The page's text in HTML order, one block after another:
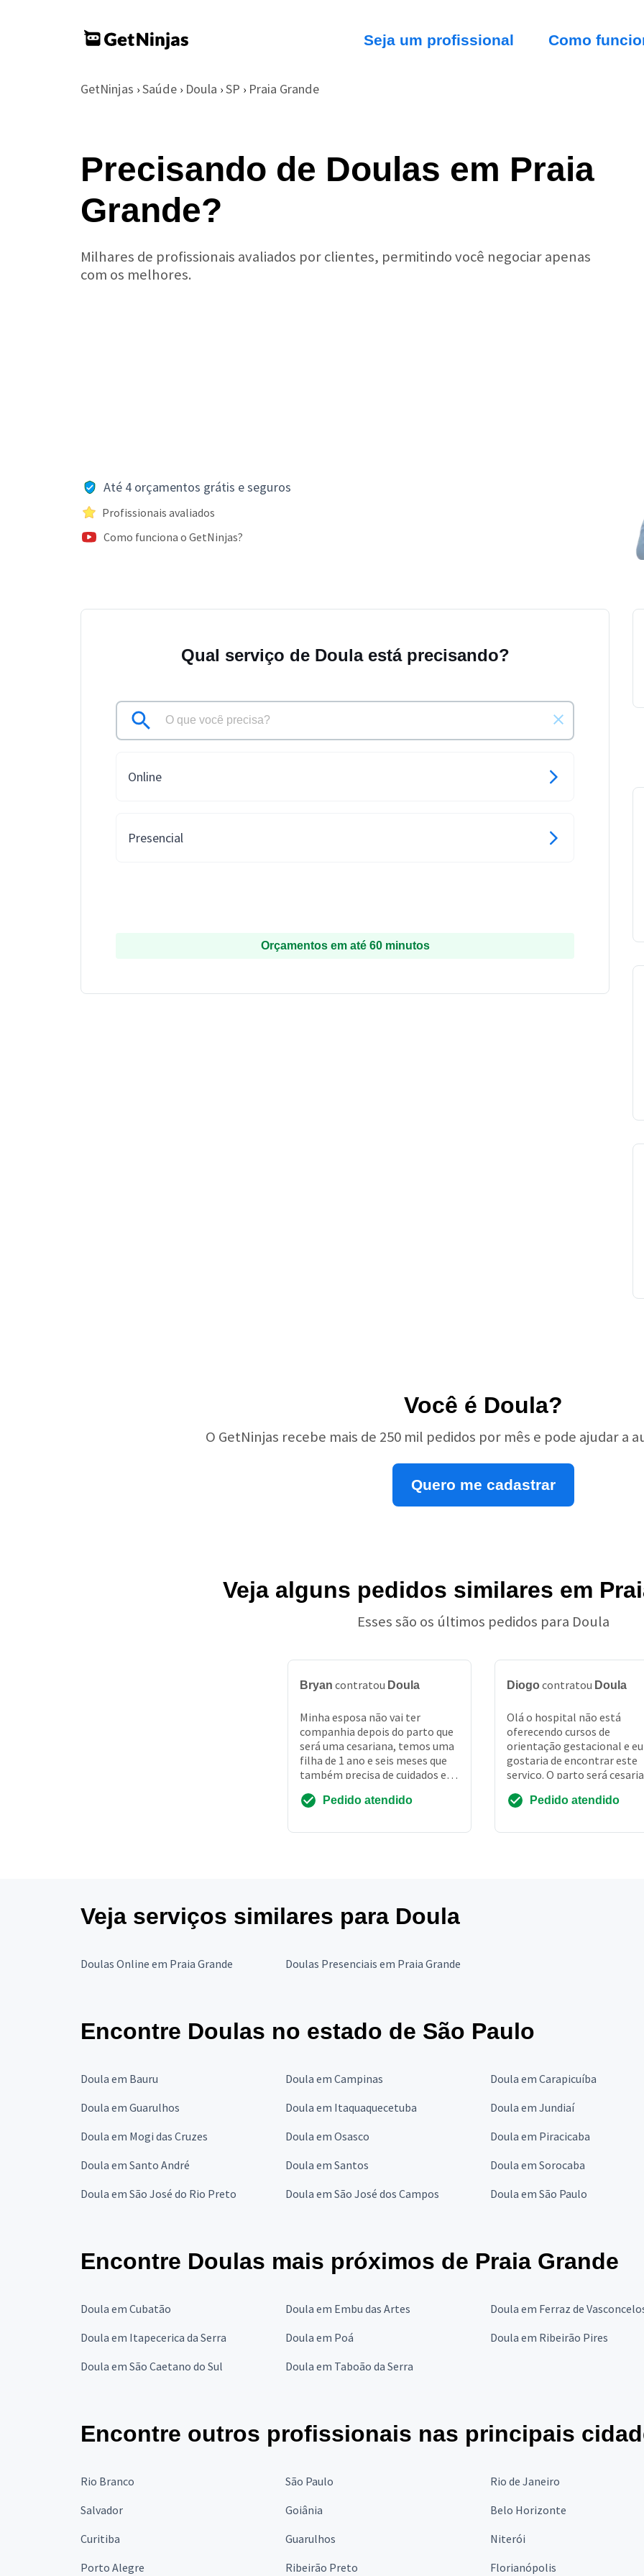
Seja um profissional Como
GetNinjas › Saúde › Doula › SP › Praia Grande
Precisando de Doulas em Praia
Grande?
Milhares de profissionais avaliados por clientes, permitindo você negociar apenas
com os melhores.
Até 4 orçamentos grátis e seguros
Profissionais avaliados
Como funciona o GetNinjas?
Qual serviço de Doula está precisando?
Online
Presencial
Orçamentos em até 60 minutos
Você é Doula?
O GetNinjas recebe mais de 250 mil pedidos por mês e pode ajudar a
Quero me cadastrar
Veja alguns pedidos similares em
Esses são os últimos pedidos para Doula
Bryan contratou Doula
Minha esposa não vai ter
companhia depois do parto que
será uma cesariana, temos uma
filha de 1 ano e seis meses que
também precisa de cuidados e
profissional na...
Pedido atendido
Diogo contratou Doula
Olá o hospital não está
oferecendo cursos de
orientação gestacional e eu
gostaria de encontrar este
serviço. O parto será
Pedido atendido
Veja serviços similares para Doula
Doulas Online em Praia Grande Doulas Presenciais em Praia Grande
Encontre Doulas no estado de São Paulo
Doula em Bauru Doula em Campinas Doula em Carapicuíba
Doula em Guarulhos
Doula em Itaquaquecetuba Doula em Jundiaí
Doula em Mogi das Cruzes
Doula em Osasco Doula em Piracicaba
Doula em Santo André
Doula em Santos Doula em Sorocaba
Doula em São José do Rio Preto
Doula em São José dos Campos Doula em São Paulo
Encontre Doulas mais próximos de Praia Grande
Doula em Cubatão Doula em Embu das Artes Doula em Ferraz de
Doula em Itapecerica da Serra
Doula em Poá Doula em Ribeirão Pires
Doula em São Caetano do Sul
Doula em Taboão da Serra
Encontre outros profissionais nas principais
Rio Branco São Paulo Rio de Janeiro
Salvador
Goiânia Belo Horizonte
Curitiba
Guarulhos Niterói
Porto Alegre
Ribeirão Preto Florianópolis